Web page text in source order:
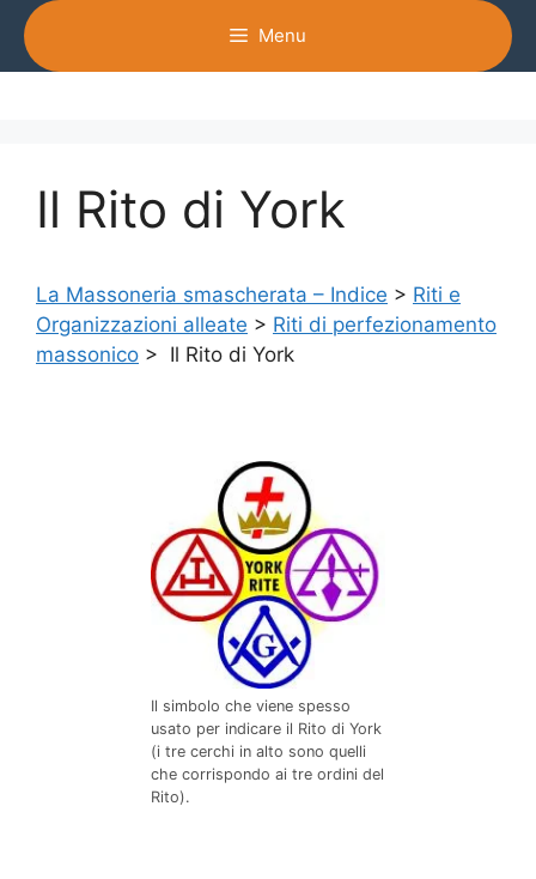
Vai
contenuto
Menu
Il Rito di York
La Massoneria smascherata – Indice > Riti e
Organizzazioni alleate > Riti di perfezionamento
massonico > Il Rito di York
Il simbolo che viene spesso
usato per indicare il Rito di York
(i tre cerchi in alto sono quelli
che corrispondo ai tre ordini del
Rito).